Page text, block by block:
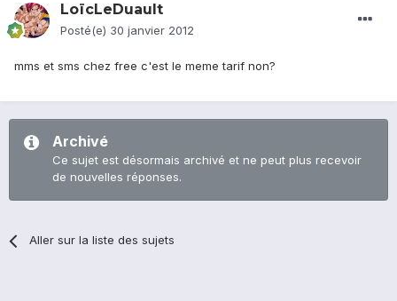
LoïcLeDuault
Posté(e) 30 janvier 2012
mms et sms chez free c'est le meme tarif non?
Archivé
Ce sujet est désormais archivé et ne peut plus recevoir
de nouvelles réponses.
Aller sur la liste des sujets